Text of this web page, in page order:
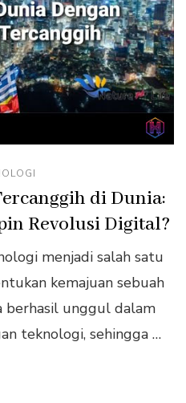
di Dunia:
Revolusi Digital?
menjadi salah satu
kemajuan sebuah
berhasil unggul dalam
teknologi, sehingga …